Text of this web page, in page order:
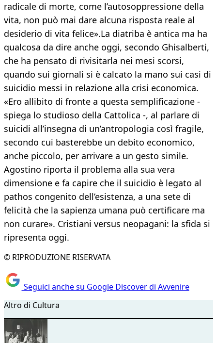
radicale di morte, come l’autosoppressione della
vita, non può mai dare alcuna risposta reale al
desiderio di vita felice».La diatriba è antica ma ha
qualcosa da dire anche oggi, secondo Ghisalberti,
che ha pensato di rivisitarla nei mesi scorsi,
quando sui giornali si è calcato la mano sui casi di
suicidio messi in relazione alla crisi economica.
«Ero allibito di fronte a questa semplificazione -
spiega lo studioso della Cattolica -, al parlare di
suicidi all’insegna di un’antropologia così fragile,
secondo cui basterebbe un debito economico,
anche piccolo, per arrivare a un gesto simile.
Agostino riporta il problema alla sua vera
dimensione e fa capire che il suicidio è legato al
pathos congenito dell’esistenza, a una sete di
felicità che la sapienza umana può certificare ma
non curare». Cristiani versus neopagani: la sfida si
ripresenta oggi.
© RIPRODUZIONE RISERVATA
Seguici anche su Google Discover di Avvenire
Altro di Cultura